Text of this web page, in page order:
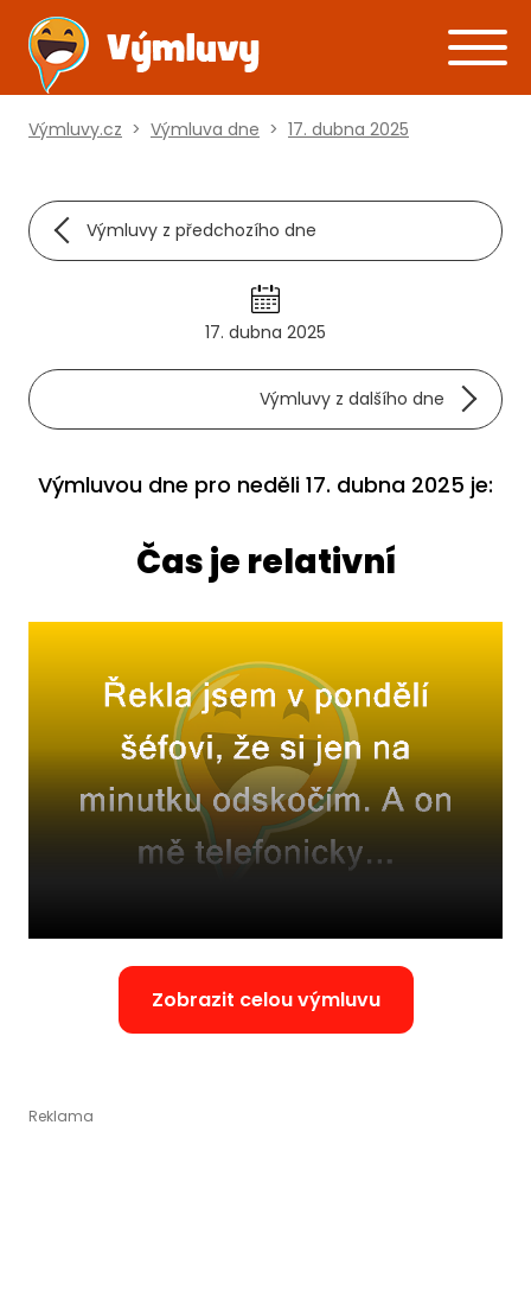
Výmluvy.cz > Výmluva dne > 17. dubna 2025
Výmluvy z předchozího dne
17. dubna 2025
Výmluvy z dalšího dne
Výmluvou dne pro neděli 17. dubna 2025 je:
Čas je relativní
Zobrazit celou výmluvu